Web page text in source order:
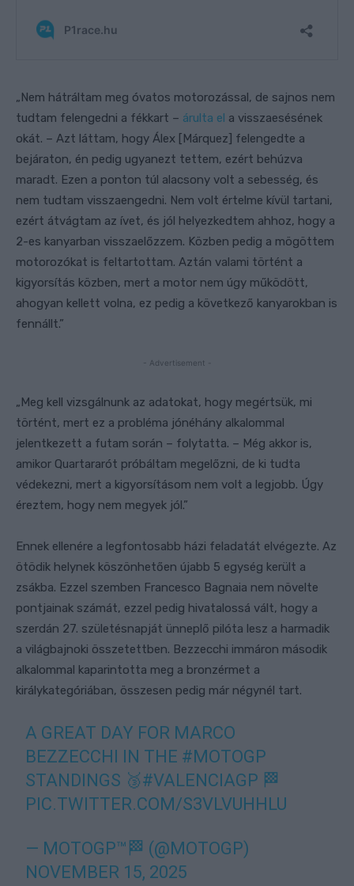
„Nem hátráltam meg óvatos motorozással, de sajnos nem
tudtam felengedni a fékkart – árulta el a visszaesésének
okát. – Azt láttam, hogy Álex [Márquez] felengedte a
bejáraton, én pedig ugyanezt tettem, ezért behúzva
maradt. Ezen a ponton túl alacsony volt a sebesség, és
nem tudtam visszaengedni. Nem volt értelme kívül tartani,
ezért átvágtam az ívet, és jól helyezkedtem ahhoz, hogy a
2-es kanyarban visszaelőzzem. Közben pedig a mögöttem
motorozókat is feltartottam. Aztán valami történt a
kigyorsítás közben, mert a motor nem úgy működött,
ahogyan kellett volna, ez pedig a következő kanyarokban is
fennállt.”
- Advertisement -
„Meg kell vizsgálnunk az adatokat, hogy megértsük, mi
történt, mert ez a probléma jónéhány alkalommal
jelentkezett a futam során – folytatta. – Még akkor is,
amikor Quartararót próbáltam megelőzni, de ki tudta
védekezni, mert a kigyorsításom nem volt a legjobb. Úgy
éreztem, hogy nem megyek jól.”
Ennek ellenére a legfontosabb házi feladatát elvégezte. Az
ötödik helynek köszönhetően újabb 5 egység került a
zsákba. Ezzel szemben Francesco Bagnaia nem növelte
pontjainak számát, ezzel pedig hivatalossá vált, hogy a
szerdán 27. születésnapját ünneplő pilóta lesz a harmadik
a világbajnoki összetettben. Bezzecchi immáron második
alkalommal kaparintotta meg a bronzérmet a
királykategóriában, összesen pedig már négynél tart.
A GREAT DAY FOR MARCO
BEZZECCHI IN THE #MOTOGP
STANDINGS 🥉#VALENCIAGP 🏁
PIC.TWITTER.COM/S3VLVUHHLU
— MOTOGP™🏁 (@MOTOGP)
NOVEMBER 15, 2025